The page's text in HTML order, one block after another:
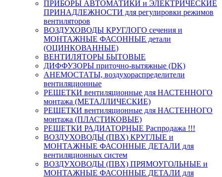
ПРИБОРЫ АВТОМАТИКИ и ЭЛЕКТРИЧЕСКИЕ
ПРИНАДЛЕЖНОСТИ для регулировки режимов
вентиляторов
ВОЗДУХОВОДЫ КРУГЛОГО сечения и
МОНТАЖНЫЕ ФАСОННЫЕ детали
(ОЦИНКОВАННЫЕ)
ВЕНТИЛЯТОРЫ БЫТОВЫЕ
ДИФФУЗОРЫ приточно-вытяжные (DK)
АНЕМОСТАТЫ, воздухораспределители
вентиляционные
РЕШЕТКИ вентиляционные для НАСТЕННОГО
монтажа (МЕТАЛЛИЧЕСКИЕ)
РЕШЕТКИ вентиляционные для НАСТЕННОГО
монтажа (ПЛАСТИКОВЫЕ)
РЕШЕТКИ РАДИАТОРНЫЕ Распродажа !!!
ВОЗДУХОВОДЫ (ПВХ) КРУГЛЫЕ и
МОНТАЖНЫЕ ФАСОННЫЕ ДЕТАЛИ для
вентиляционных систем
ВОЗДУХОВОДЫ (ПВХ) ПРЯМОУГОЛЬНЫЕ и
МОНТАЖНЫЕ ФАСОННЫЕ ДЕТАЛИ для